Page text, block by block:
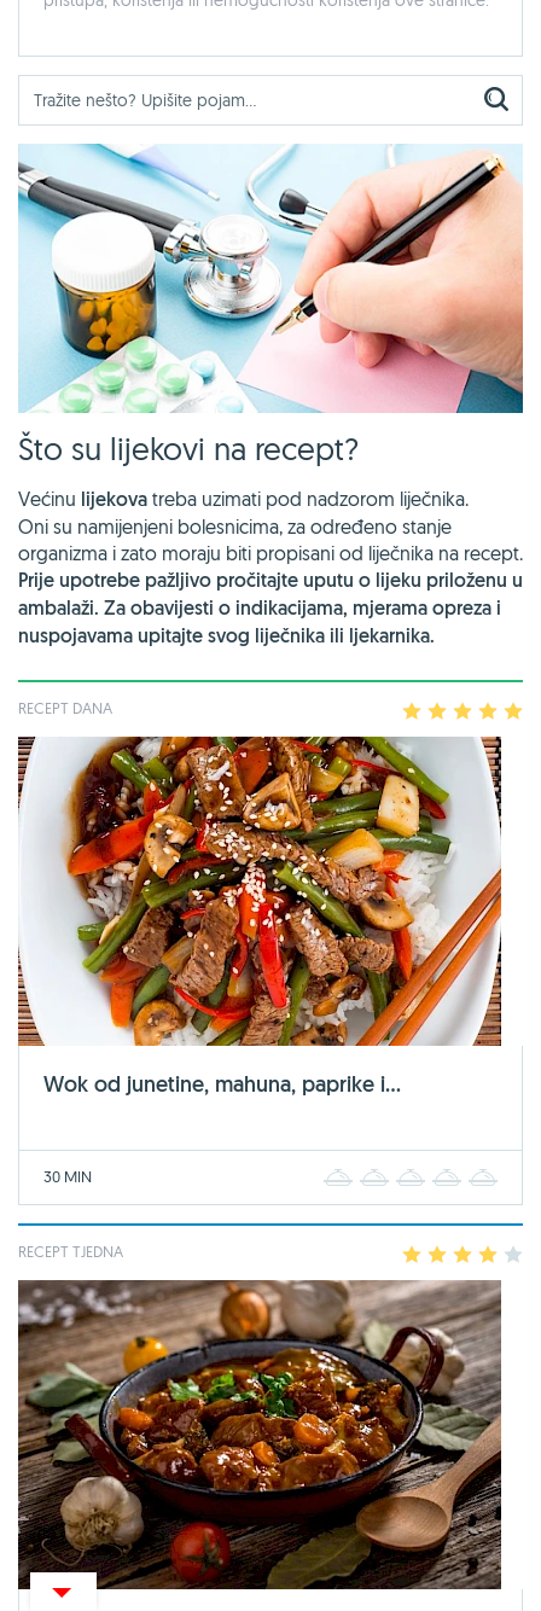
Što su lijekovi na recept?
Većinu lijekova treba uzimati pod nadzorom liječnika.
Oni su namijenjeni bolesnicima, za određeno stanje
organizma i zato moraju biti propisani od liječnika na recept.
Prije upotrebe pažljivo pročitajte uputu o lijeku priloženu u
ambalaži. Za obavijesti o indikacijama, mjerama opreza i
nuspojavama upitajte svog liječnika ili ljekarnika.
RECEPT DANA 2 3 4
Wok od junetine, mahuna, paprike i...
30 MIN 2 3 4
RECEPT TJEDNA 2 3 4